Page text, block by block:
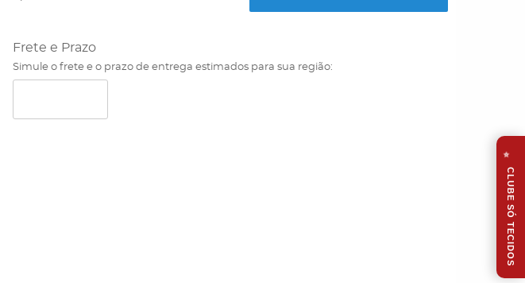
Frete e Prazo
Simule o frete e o prazo de entrega estimados para sua região:
⭐
CLUBE SÓ TECIDOS